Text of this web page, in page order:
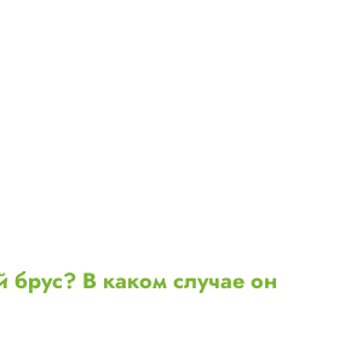
брус? В каком случае он